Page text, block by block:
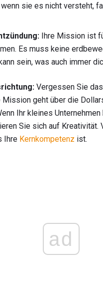
sie es nicht versteht,
Ihre Mission ist
Es muss keine
sein, was auch immer
Vergessen Sie
Mission geht über die
Ihr kleines
Sie sich auf Kreativität.
Ihre Kernkompetenz ist.
ad